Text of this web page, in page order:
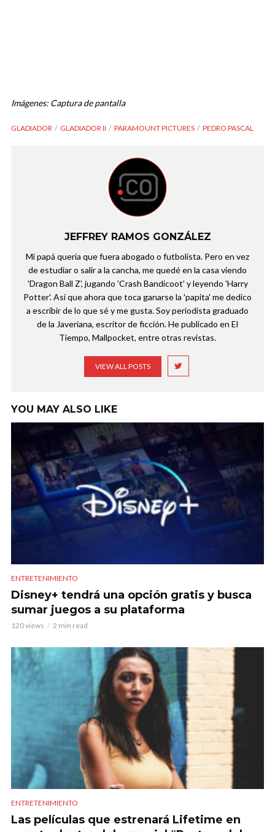
Imágenes: Captura de pantalla
GLADIADOR GLADIADOR II PARAMOUNT PICTURES PEDRO PASCAL
JEFFREY RAMOS GONZÁLEZ
Mi papá quería que fuera abogado o futbolista. Pero en vez
de estudiar o salir a la cancha, me quedé en la casa viendo
'Dragon Ball Z', jugando 'Crash Bandicoot' y leyendo 'Harry
Potter'. Así que ahora que toca ganarse la 'papita' me dedico
a escribir de lo que sé y me gusta. Soy periodista graduado
de la Javeriana, escritor de ficción. He publicado en El
Tiempo, Mallpocket, entre otras revistas.
VIEW ALL POSTS
YOU MAY ALSO LIKE
ENTRETENIMIENTO
Disney+ tendrá una opción gratis y busca
sumar juegos a su plataforma
120 views 2 min read
ENTRETENIMIENTO
Las películas que estrenará Lifetime en